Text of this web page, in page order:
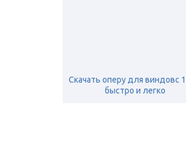
Скачать оперу для виндовс
быстро и легко